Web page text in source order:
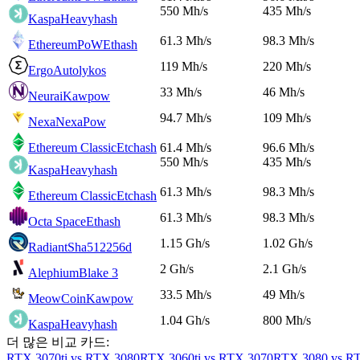
KaspaHeavyhash
550 Mh/s
435 Mh/s
EthereumPoWEthash 61.3 Mh/s 98.3 Mh/s
ErgoAutolykos 119 Mh/s 220 Mh/s
NeuraiKawpow 33 Mh/s 46 Mh/s
NexaNexaPow 94.7 Mh/s 109 Mh/s
Ethereum ClassicEtchash
KaspaHeavyhash
61.4 Mh/s
550 Mh/s
96.6 Mh/s
435 Mh/s
Ethereum ClassicEtchash 61.3 Mh/s 98.3 Mh/s
Octa SpaceEthash 61.3 Mh/s 98.3 Mh/s
RadiantSha512256d 1.15 Gh/s 1.02 Gh/s
AlephiumBlake 3 2 Gh/s 2.1 Gh/s
MeowCoinKawpow 33.5 Mh/s 49 Mh/s
KaspaHeavyhash 1.04 Gh/s
800 Mh/s
더 많은 비교 카드: